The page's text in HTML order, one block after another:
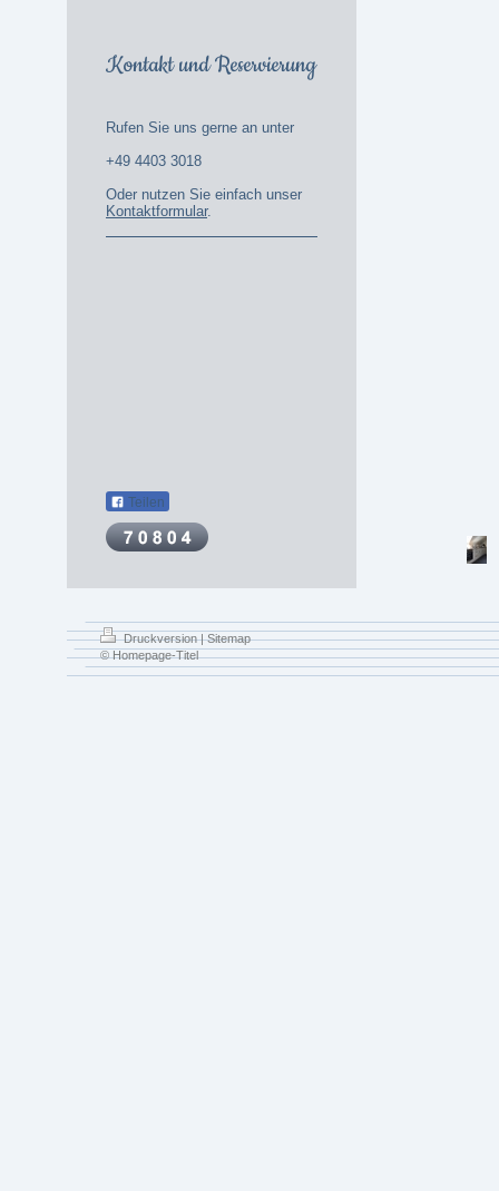
Kontakt und Reservierung
Rufen Sie uns gerne an unter
+49 4403 3018
Oder nutzen Sie einfach unser
Kontaktformular.
Teilen
Druckversion| Sitemap
© Homepage-Titel